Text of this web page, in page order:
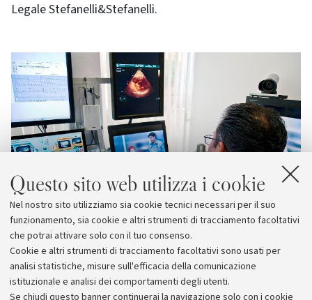
Questo sito web utilizza i cookie
Nel nostro sito utilizziamo sia cookie tecnici necessari per il suo
funzionamento, sia cookie e altri strumenti di tracciamento facoltativi
che potrai attivare solo con il tuo consenso.
Cookie e altri strumenti di tracciamento facoltativi sono usati per
analisi statistiche, misure sull'efficacia della comunicazione
istituzionale e analisi dei comportamenti degli utenti.
Se chiudi questo banner continuerai la navigazione solo con i cookie
Legale Stefanelli&Stefanelli.